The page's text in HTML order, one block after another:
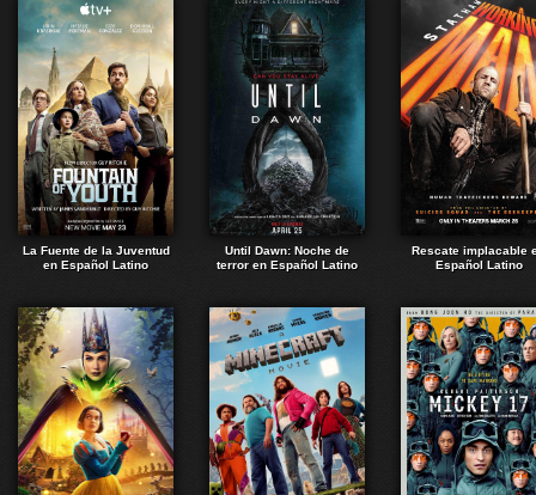
La Fuente de la Juventud
en Español Latino
Until Dawn: Noche de
terror en Español Latino
Rescate implacable
Español Latino